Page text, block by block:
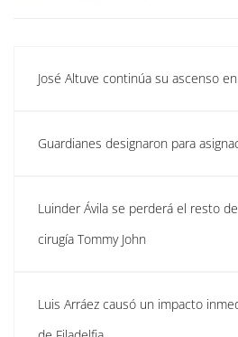
José Altuve continúa su ascenso
Guardianes designaron para
Luinder Ávila se perderá el resto
cirugía Tommy John
Luis Arráez causó un impacto